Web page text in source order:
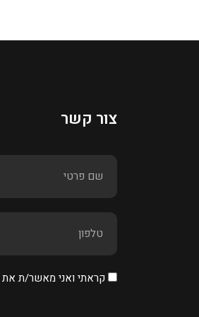
צור קשר
קראתי ואני מאשר/ת את